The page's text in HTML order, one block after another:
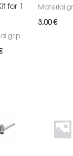
for 1
grip
Material
3,00€